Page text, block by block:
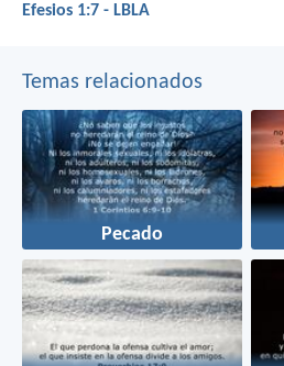
Efesios 1:7 - LBLA
Temas relacionados
Pecado